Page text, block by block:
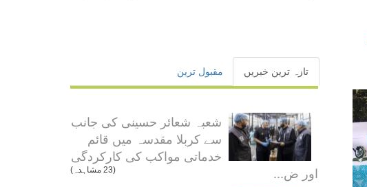
تازہ ترین خبریں مقبول ترین
شعبہ شعائر حسینی کی جانب
سے کربلا مقدسہ میں قائم
خدماتی مواکب کی کارکردگی
اور ض...
(23 مشاہدہ)